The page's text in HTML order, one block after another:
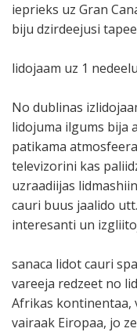
ieprieks uz Gran
biju dzirdeejusi
lidojaam uz 1
No dublinas
lidojuma ilgums bija
patikama
televizorini kas
uzraadiijas
cauri buus jaalido
interesanti un
sanaca lidot cauri
vareeja redzeet no
Afrikas kontinentaa,
vairaak Eiropaa, jo